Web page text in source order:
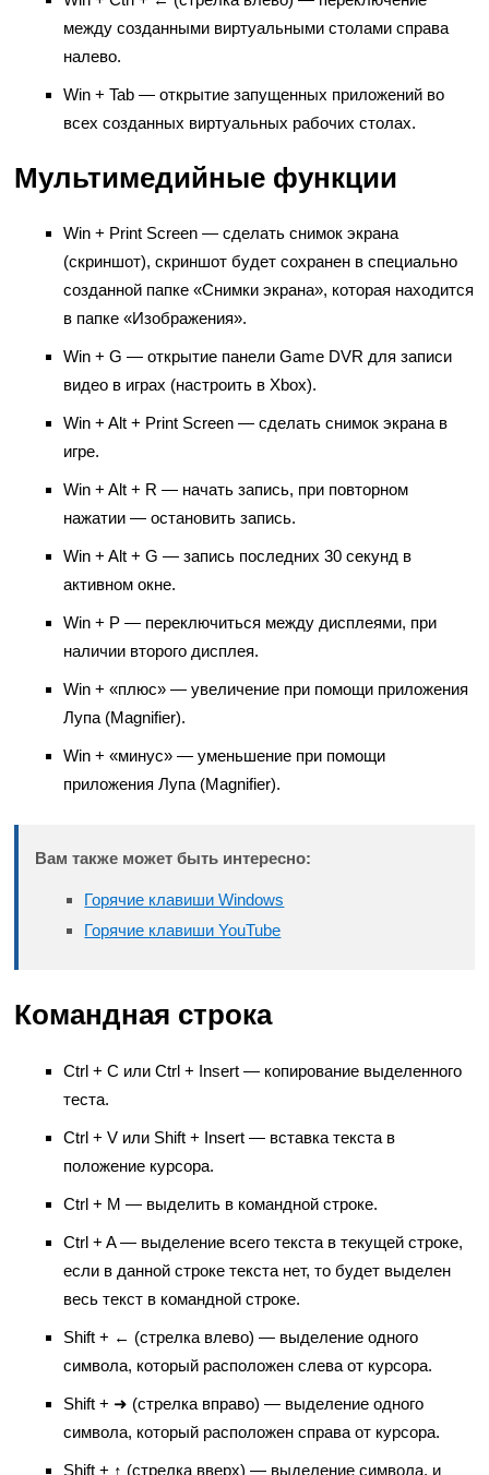
между созданными виртуальными столами справа
налево.
Win + Tab — открытие запущенных приложений во
всех созданных виртуальных рабочих столах.
Мультимедийные функции
Win + Print Screen — сделать снимок экрана
(скриншот), скриншот будет сохранен в специально
созданной папке «Снимки экрана», которая находится
в папке «Изображения».
Win + G — открытие панели Game DVR для записи
видео в играх (настроить в Xbox).
Win + Alt + Print Screen — сделать снимок экрана в
игре.
Win + Alt + R — начать запись, при повторном
нажатии — остановить запись.
Win + Alt + G — запись последних 30 секунд в
активном окне.
Win + P — переключиться между дисплеями, при
наличии второго дисплея.
Win + «плюс» — увеличение при помощи приложения
Лупа (Magnifier).
Win + «минус» — уменьшение при помощи
приложения Лупа (Magnifier).
Вам также может быть интересно:
Горячие клавиши Windows
Горячие клавиши YouTube
Командная строка
Ctrl + C или Ctrl + Insert — копирование выделенного
теста.
Ctrl + V или Shift + Insert — вставка текста в
положение курсора.
Ctrl + M — выделить в командной строке.
Ctrl + A — выделение всего текста в текущей строке,
если в данной строке текста нет, то будет выделен
весь текст в командной строке.
Shift + ← (стрелка влево) — выделение одного
символа, который расположен слева от курсора.
Shift + ➜ (стрелка вправо) — выделение одного
символа, который расположен справа от курсора.
Shift + ↑ (стрелка вверх) — выделение символа, и